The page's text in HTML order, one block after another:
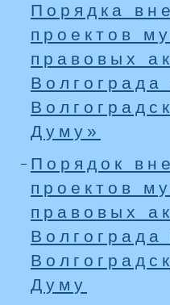
Порядка
проектов
правовых
Волгограда
Думу»
Порядок
проектов
правовых
Волгограда
Думу